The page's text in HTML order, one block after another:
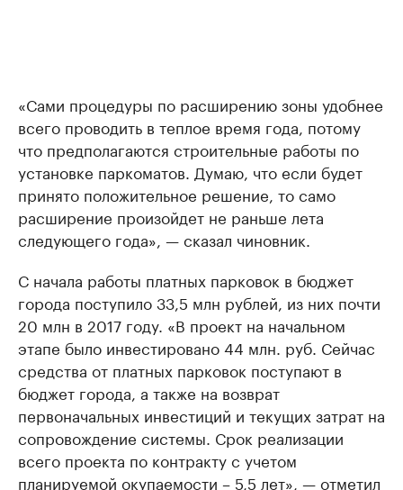
«Сами процедуры по расширению зоны удобнее
всего проводить в теплое время года, потому
что предполагаются строительные работы по
установке паркоматов. Думаю, что если будет
принято положительное решение, то само
расширение произойдет не раньше лета
следующего года», — сказал чиновник.
С начала работы платных парковок в бюджет
города поступило 33,5 млн рублей, из них почти
20 млн в 2017 году. «В проект на начальном
этапе было инвестировано 44 млн. руб. Сейчас
средства от платных парковок поступают в
бюджет города, а также на возврат
первоначальных инвестиций и текущих затрат на
сопровождение системы. Срок реализации
всего проекта по контракту с учетом
планируемой окупаемости – 5,5 лет», — отметил